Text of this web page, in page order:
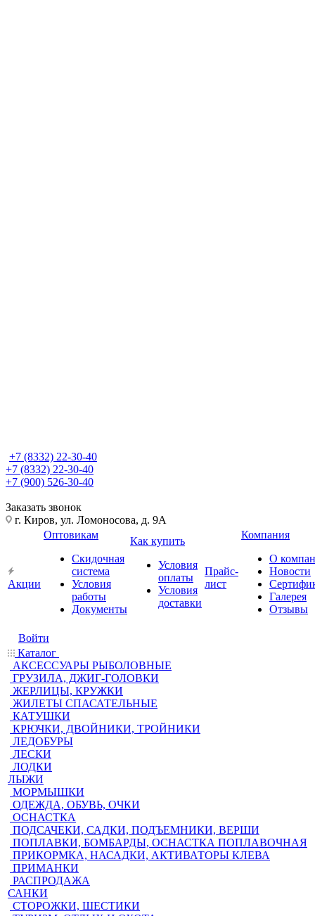
+7 (8332) 22-30-40
+7 (8332) 22-30-40
+7 (900) 526-30-40
Заказать звонок
г. Киров, ул. Ломоносова, д. 9А
Акции
Оптовикам
Скидочная
система
Условия
работы
Документы
Как купить
Условия
оплаты
Условия
доставки
Прайс-
лист
Компания
О
Новости
Галерея
Отзывы
Войти
Каталог
АКСЕССУАРЫ РЫБОЛОВНЫЕ
ГРУЗИЛА, ДЖИГ-ГОЛОВКИ
ЖЕРЛИЦЫ, КРУЖКИ
ЖИЛЕТЫ СПАСАТЕЛЬНЫЕ
КАТУШКИ
КРЮЧКИ, ДВОЙНИКИ, ТРОЙНИКИ
ЛЕДОБУРЫ
ЛЕСКИ
ЛОДКИ
ЛЫЖИ
МОРМЫШКИ
ОДЕЖДА, ОБУВЬ, ОЧКИ
ОСНАСТКА
ПОДСАЧЕКИ, САДКИ, ПОДЪЕМНИКИ, ВЕРШИ
ПОПЛАВКИ, БОМБАРДЫ, ОСНАСТКА ПОПЛАВОЧНАЯ
ПРИКОРМКА, НАСАДКИ, АКТИВАТОРЫ КЛЕВА
ПРИМАНКИ
РАСПРОДАЖА
САНКИ
СТОРОЖКИ, ШЕСТИКИ